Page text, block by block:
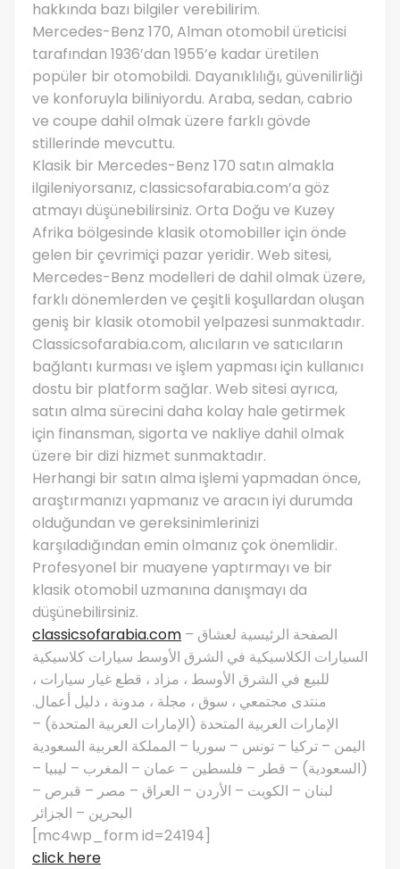
hakkında bazı bilgiler verebilirim.
Mercedes-Benz 170, Alman otomobil üreticisi
tarafından 1936’dan 1955’e kadar üretilen
popüler bir otomobildi. Dayanıklılığı, güvenilirliği
ve konforuyla biliniyordu. Araba, sedan, cabrio
ve coupe dahil olmak üzere farklı gövde
stillerinde mevcuttu.
Klasik bir Mercedes-Benz 170 satın almakla
ilgileniyorsanız, classicsofarabia.com’a göz
atmayı düşünebilirsiniz. Orta Doğu ve Kuzey
Afrika bölgesinde klasik otomobiller için önde
gelen bir çevrimiçi pazar yeridir. Web sitesi,
Mercedes-Benz modelleri de dahil olmak üzere,
farklı dönemlerden ve çeşitli koşullardan oluşan
geniş bir klasik otomobil yelpazesi sunmaktadır.
Classicsofarabia.com, alıcıların ve satıcıların
bağlantı kurması ve işlem yapması için kullanıcı
dostu bir platform sağlar. Web sitesi ayrıca,
satın alma sürecini daha kolay hale getirmek
için finansman, sigorta ve nakliye dahil olmak
üzere bir dizi hizmet sunmaktadır.
Herhangi bir satın alma işlemi yapmadan önce,
araştırmanızı yapmanız ve aracın iyi durumda
olduğundan ve gereksinimlerinizi
karşıladığından emin olmanız çok önemlidir.
Profesyonel bir muayene yaptırmayı ve bir
klasik otomobil uzmanına danışmayı da
düşünebilirsiniz.
classicsofarabia.com – الصفحة الرئيسية لعشاق
السيارات الكلاسيكية في الشرق الأوسط سيارات كلاسيكية
للبيع في الشرق الأوسط ، مزاد ، قطع غيار سيارات ،
منتدى مجتمعي ، سوق ، مجلة ، مدونة ، دليل أعمال.
الإمارات العربية المتحدة (الإمارات العربية المتحدة) –
اليمن – تركيا – تونس – سوريا – المملكة العربية السعودية
(السعودية) – قطر – فلسطين – عمان – المغرب – ليبيا –
لبنان – الكويت – الأردن – العراق – مصر – قبرص –
البحرين – الجزائر
[mc4wp_form id=24194]
click here